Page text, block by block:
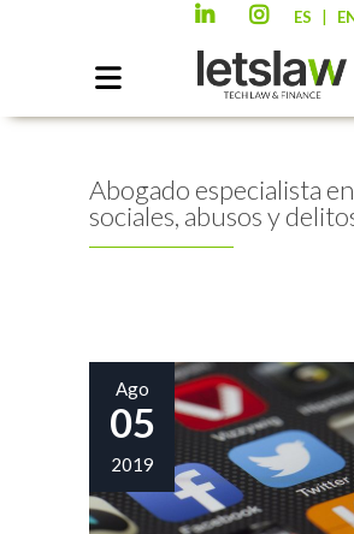
ES
Abogado especialista
sociales, abusos y
Ago
05
2019